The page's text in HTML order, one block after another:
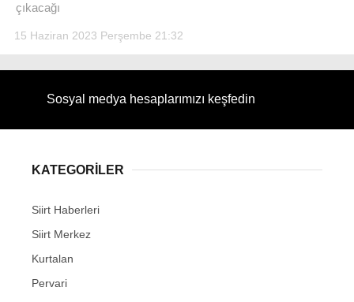
çıkacağı
15 Haziran 2023 Perşembe 21:32
Sosyal medya hesaplarımızı keşfedin
KATEGORİLER
Siirt Haberleri
Siirt Merkez
Kurtalan
Pervari